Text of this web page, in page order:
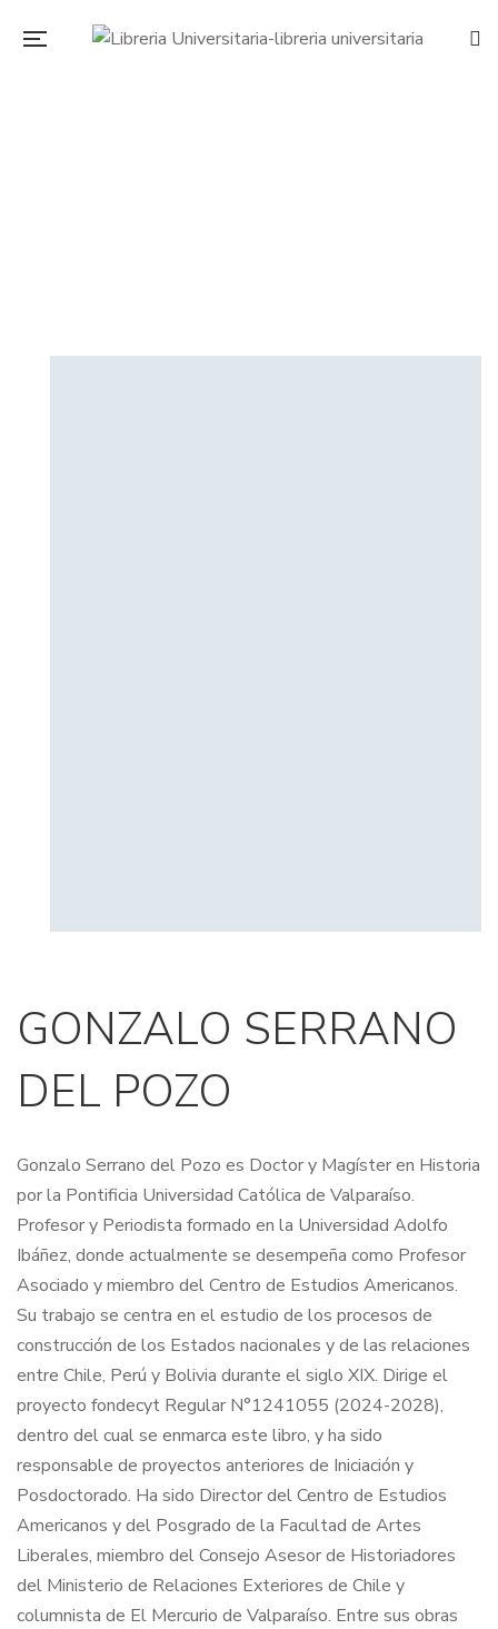
GONZALO SERRANO
DEL POZO
Gonzalo Serrano del Pozo es Doctor y Magíster en Historia
por la Pontificia Universidad Católica de Valparaíso.
Profesor y Periodista formado en la Universidad Adolfo
Ibáñez, donde actualmente se desempeña como Profesor
Asociado y miembro del Centro de Estudios Americanos.
Su trabajo se centra en el estudio de los procesos de
construcción de los Estados nacionales y de las relaciones
entre Chile, Perú y Bolivia durante el siglo XIX. Dirige el
proyecto fondecyt Regular N°1241055 (2024-2028),
dentro del cual se enmarca este libro, y ha sido
responsable de proyectos anteriores de Iniciación y
Posdoctorado. Ha sido Director del Centro de Estudios
Americanos y del Posgrado de la Facultad de Artes
Liberales, miembro del Consejo Asesor de Historiadores
del Ministerio de Relaciones Exteriores de Chile y
columnista de El Mercurio de Valparaíso. Entre sus obras